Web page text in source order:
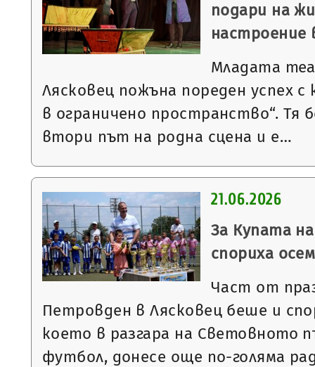
подари на
настроение
Младата
Лясковец пожъна пореден успех
в ограничено пространство“. Тя
втори път на родна сцена и е…
21.06.2026
За Купата
спориха
Част от
Петровден в Лясковец беше и
което в разгара на Световното
футбол, донесе още по-голяма